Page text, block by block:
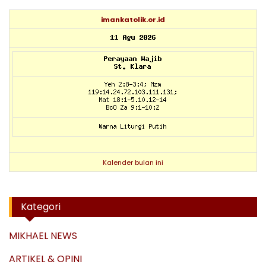
imankatolik.or.id
Kalender bulan ini
Kategori
MIKHAEL NEWS
ARTIKEL & OPINI